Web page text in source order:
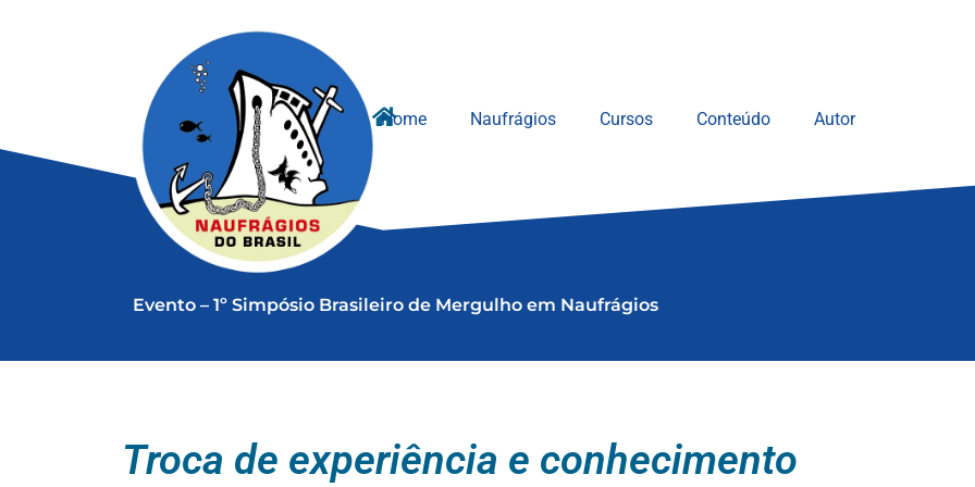
Home
Naufrágios Cursos Conteúdo Autor
Evento – 1º Simpósio Brasileiro de Mergulho em Naufrágios
Troca de experiência e conhecimento